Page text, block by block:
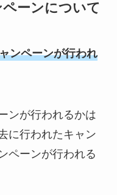
ーンについて
ンペーンが行われ
ンが行われるかは
に行われたキャン
ペーンが行われる